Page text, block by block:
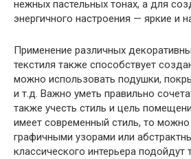
нежных пастельных тонах, а для
энергичного настроения — яркие и
Применение различных
текстиля также способствует
можно использовать подушки,
и т.д. Важно уметь правильно
также учесть стиль и цель
имеет современный стиль, то можно
графичными узорами или
классического интерьера подойдут